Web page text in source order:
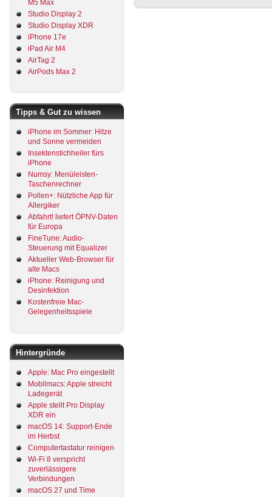
M5 Max
Studio Display 2
Studio Display XDR
iPhone 17e
iPad Air M4
AirTag 2
AirPods Max 2
Tipps & Gut zu wissen
iPhone im Sommer: Hitze
und Sonne vermeiden
Insektenstichheiler fürs
iPhone
Numsy: Menüleisten-
Taschenrechner
Pollen+: Nützliche App für
Allergiker
Abfahrt! liefert ÖPNV-Daten
für Europa
FineTune: Audio-
Steuerung mit Equalizer
Aktueller Web-Browser für
alte Macs
iPhone: Reinigung und
Desinfektion
Kostenfreie Mac-
Gelegenheitsspiele
Hintergründe
Apple: Mac Pro eingestellt
Mobilmacs: Apple streicht
Ladegerät
Apple stellt Pro Display
XDR ein
macOS 14: Support-Ende
im Herbst
Computertastatur reinigen
Wi-Fi 8 verspricht
zuverlässigere
Verbindungen
macOS 27 und Time